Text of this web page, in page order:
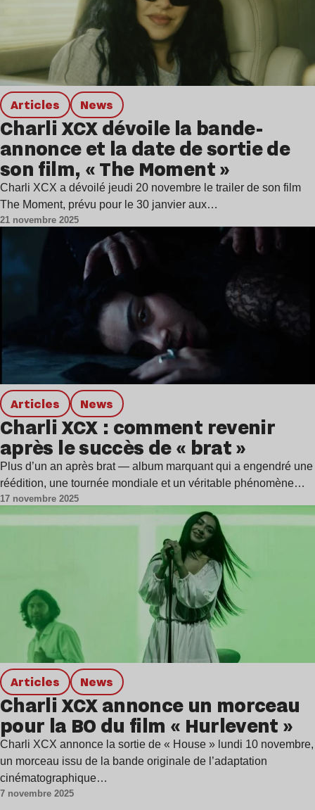
Articles news
Charli XCX dévoile la bande-
annonce et la date de sortie de
son film, « The Moment »
Charli XCX a dévoilé jeudi 20 novembre le trailer de son film
The Moment, prévu pour le 30 janvier aux…
21 novembre 2025
Articles news
Charli XCX : comment revenir
après le succès de « brat »
Plus d’un an après brat — album marquant qui a engendré une
réédition, une tournée mondiale et un véritable phénomène…
17 novembre 2025
Articles news
Charli XCX annonce un morceau
pour la BO du film « Hurlevent »
Charli XCX annonce la sortie de « House » lundi 10 novembre,
un morceau issu de la bande originale de l’adaptation
cinématographique…
7 novembre 2025